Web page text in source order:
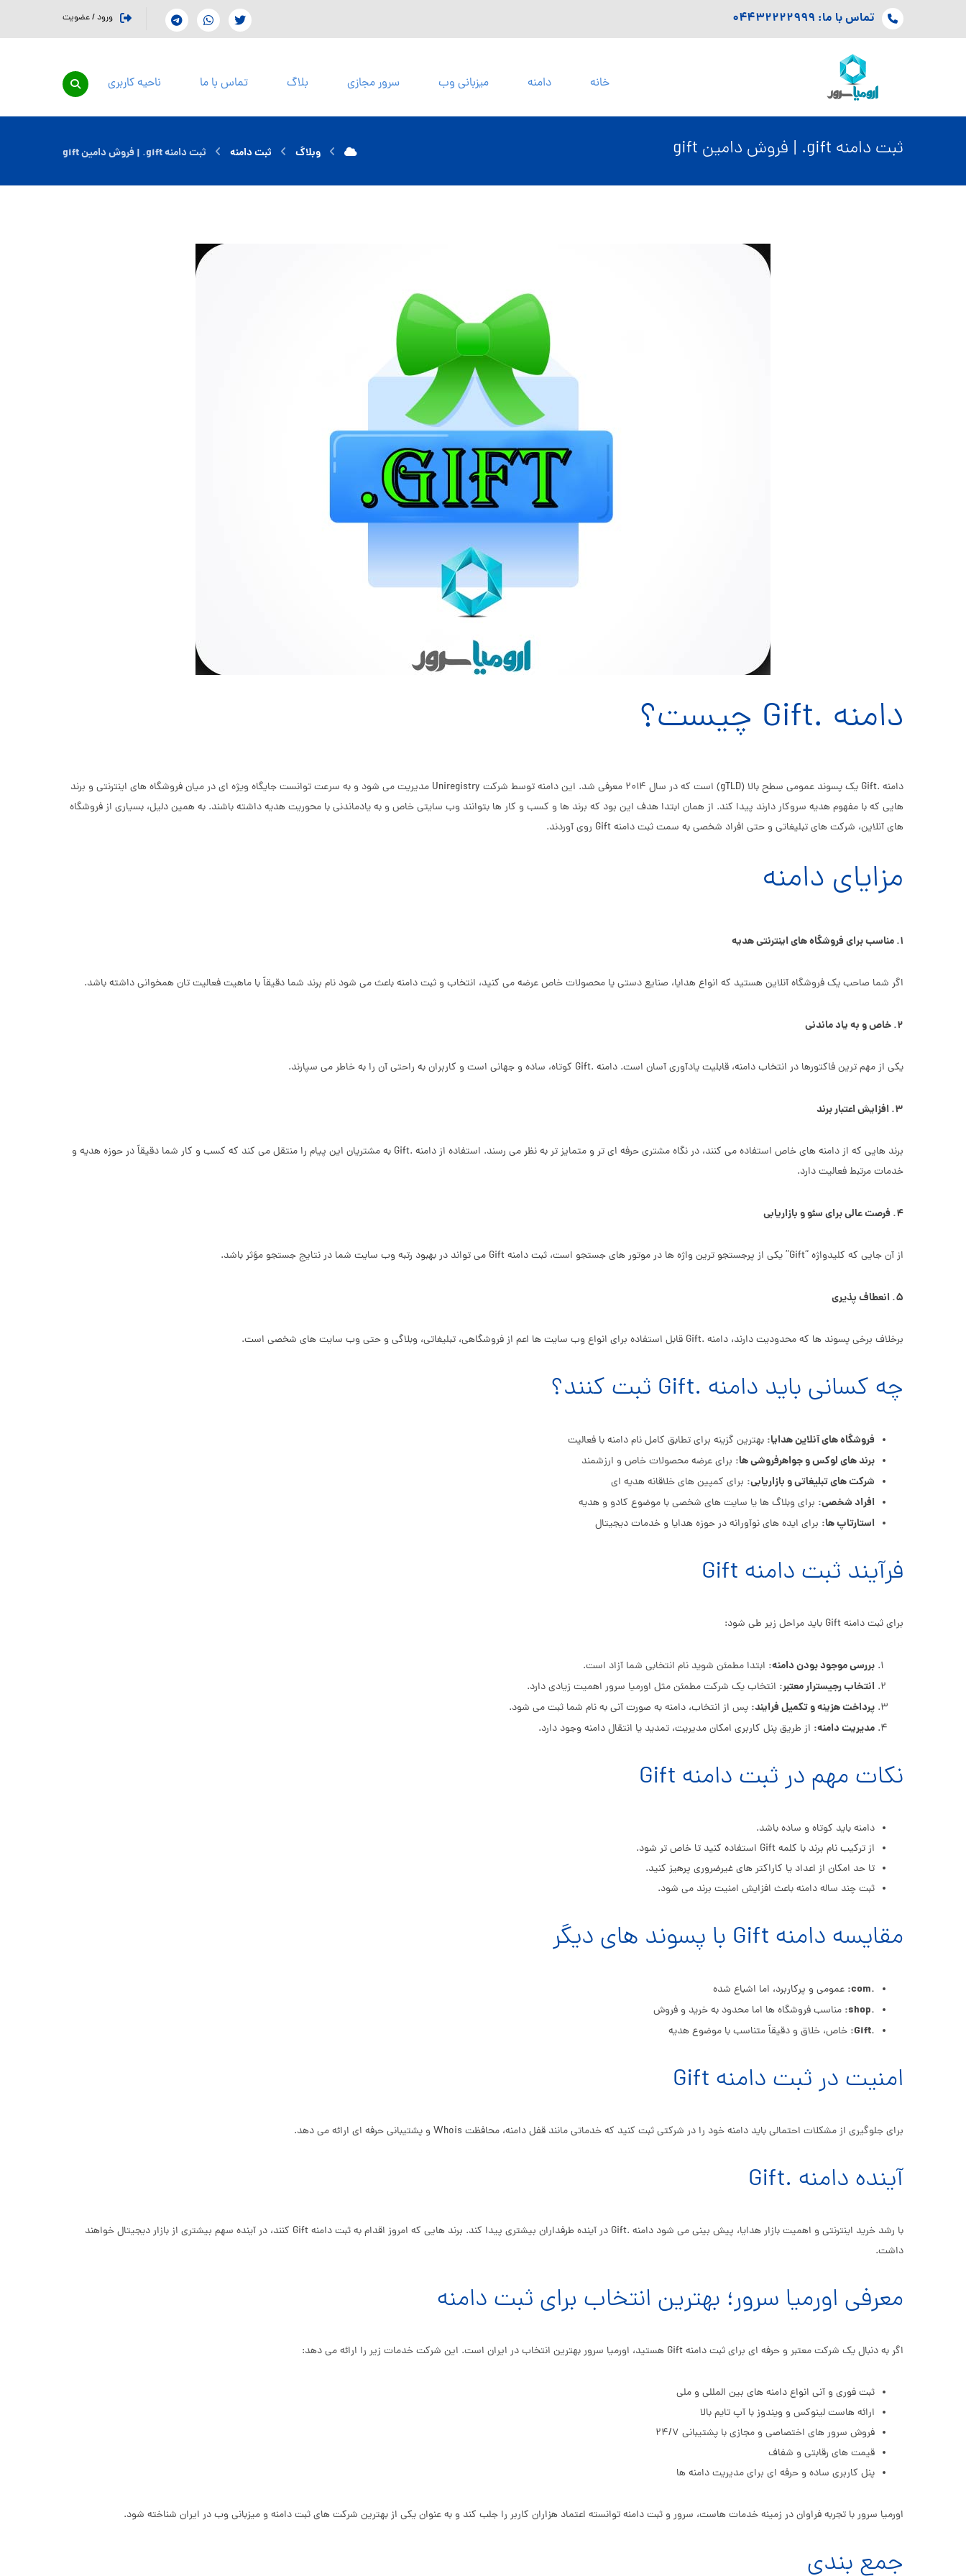
تماس با ما: ۰۴۴۳۲۲۲۲۹۹۹ ورود / عضویت
خانه دامنه میزبانی وب سرور مجازی بلاگ تماس با ما ناحیه کاربری
ثبت دامنه gift. | فروش دامین gift وبلاگ ثبت دامنه ثبت دامنه gift. | فروش دامین gift
دامنه .Gift چیست؟
دامنه .Gift یک پسوند عمومی سطح بالا (gTLD) است که در سال ۲۰۱۴ معرفی شد. این دامنه توسط شرکت Uniregistry مدیریت می شود و به سرعت توانست جایگاه ویژه ای در میان فروشگاه های اینترنتی و برند
هایی که با مفهوم هدیه سروکار دارند پیدا کند. از همان ابتدا هدف این بود که برند ها و کسب و کار ها بتوانند وب سایتی خاص و به یادماندنی با محوریت هدیه داشته باشند. به همین دلیل، بسیاری از فروشگاه
های آنلاین، شرکت های تبلیغاتی و حتی افراد شخصی به سمت ثبت دامنه Gift روی آوردند.
مزایای دامنه
۱. مناسب برای فروشگاه های اینترنتی هدیه
اگر شما صاحب یک فروشگاه آنلاین هستید که انواع هدایا، صنایع دستی یا محصولات خاص عرضه می کنید، انتخاب و ثبت دامنه باعث می شود نام برند شما دقیقاً با ماهیت فعالیت تان همخوانی داشته باشد.
۲. خاص و به یاد ماندنی
یکی از مهم ترین فاکتورها در انتخاب دامنه، قابلیت یادآوری آسان است. دامنه .Gift کوتاه، ساده و جهانی است و کاربران به راحتی آن را به خاطر می سپارند.
۳. افزایش اعتبار برند
برند هایی که از دامنه های خاص استفاده می کنند، در نگاه مشتری حرفه ای تر و متمایز تر به نظر می رسند. استفاده از دامنه .Gift به مشتریان این پیام را منتقل می کند که کسب و کار شما دقیقاً در حوزه هدیه و
خدمات مرتبط فعالیت دارد.
۴. فرصت عالی برای سئو و بازاریابی
از آن جایی که کلیدواژه “Gift” یکی از پرجستجو ترین واژه ها در موتور های جستجو است، ثبت دامنه Gift می تواند در بهبود رتبه وب سایت شما در نتایج جستجو مؤثر باشد.
۵. انعطاف پذیری
برخلاف برخی پسوند ها که محدودیت دارند، دامنه .Gift قابل استفاده برای انواع وب سایت ها اعم از فروشگاهی، تبلیغاتی، وبلاگی و حتی وب سایت های شخصی است.
چه کسانی باید دامنه .Gift ثبت کنند؟
فروشگاه های آنلاین هدایا: بهترین گزینه برای تطابق کامل نام دامنه با فعالیت
برند های لوکس و جواهرفروشی ها: برای عرضه محصولات خاص و ارزشمند
شرکت های تبلیغاتی و بازاریابی: برای کمپین های خلاقانه هدیه ای
افراد شخصی: برای وبلاگ ها یا سایت های شخصی با موضوع کادو و هدیه
استارتاپ ها: برای ایده های نوآورانه در حوزه هدایا و خدمات دیجیتال
فرآیند ثبت دامنه Gift
برای ثبت دامنه Gift باید مراحل زیر طی شود:
بررسی موجود بودن دامنه: ابتدا مطمئن شوید نام انتخابی شما آزاد است.
انتخاب رجیسترار معتبر: انتخاب یک شرکت مطمئن مثل اورمیا سرور اهمیت زیادی دارد.
پرداخت هزینه و تکمیل فرایند: پس از انتخاب، دامنه به صورت آنی به نام شما ثبت می شود.
مدیریت دامنه: از طریق پنل کاربری امکان مدیریت، تمدید یا انتقال دامنه وجود دارد.
نکات مهم در ثبت دامنه Gift
دامنه باید کوتاه و ساده باشد.
از ترکیب نام برند با کلمه Gift استفاده کنید تا خاص تر شود.
تا حد امکان از اعداد یا کاراکتر های غیرضروری پرهیز کنید.
ثبت چند ساله دامنه باعث افزایش امنیت برند می شود.
مقایسه دامنه Gift با پسوند های دیگر
.com: عمومی و پرکاربرد، اما اشباع شده
.shop: مناسب فروشگاه ها اما محدود به خرید و فروش
.Gift: خاص، خلاق و دقیقاً متناسب با موضوع هدیه
امنیت در ثبت دامنه Gift
برای جلوگیری از مشکلات احتمالی باید دامنه خود را در شرکتی ثبت کنید که خدماتی مانند قفل دامنه، محافظت Whois و پشتیبانی حرفه ای ارائه می دهد.
آینده دامنه .Gift
با رشد خرید اینترنتی و اهمیت بازار هدایا، پیش بینی می شود دامنه .Gift در آینده طرفداران بیشتری پیدا کند. برند هایی که امروز اقدام به ثبت دامنه Gift کنند، در آینده سهم بیشتری از بازار دیجیتال خواهند
داشت.
معرفی اورمیا سرور؛ بهترین انتخاب برای ثبت دامنه
اگر به دنبال یک شرکت معتبر و حرفه ای برای ثبت دامنه Gift هستید، اورمیا سرور بهترین انتخاب در ایران است. این شرکت خدمات زیر را ارائه می دهد:
ثبت فوری و آنی انواع دامنه های بین المللی و ملی
ارائه هاست لینوکس و ویندوز با آپ تایم بالا
فروش سرور های اختصاصی و مجازی با پشتیبانی ۲۴/۷
قیمت های رقابتی و شفاف
پنل کاربری ساده و حرفه ای برای مدیریت دامنه ها
اورمیا سرور با تجربه فراوان در زمینه خدمات هاست، سرور و ثبت دامنه توانسته اعتماد هزاران کاربر را جلب کند و به عنوان یکی از بهترین شرکت های ثبت دامنه و میزبانی وب در ایران شناخته شود.
جمع‌ بندی